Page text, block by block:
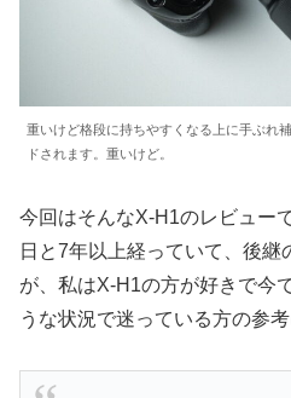
重いけど格段に持ちやすくなる上に手ぶれ
ドされます。重いけど。
今回はそんなX-H1のレビュー
日と7年以上経っていて、後
が、私はX-H1の方が好きで今
うな状況で迷っている方の参